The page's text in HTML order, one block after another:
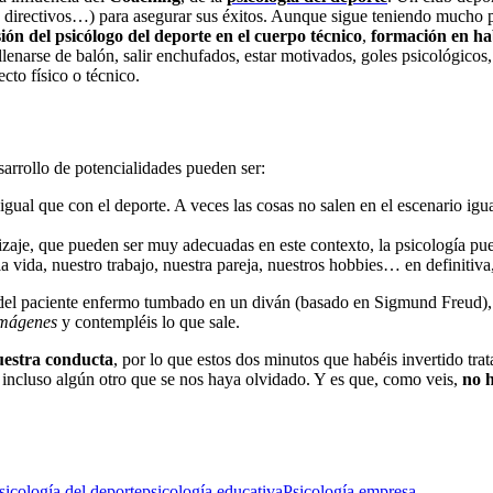
directivos…) para asegurar sus éxitos. Aunque sigue teniendo
del psicólogo del deporte en el cuerpo técnico, formación en
de balón, salir enchufados, estar motivados, goles
físico o técnico.
de potencialidades pueden ser:
que con el deporte. A veces las cosas no salen en el escenario
que pueden ser muy adecuadas en este contexto, la psicología
vida, nuestro trabajo, nuestra pareja, nuestros hobbies… en
paciente enfermo tumbado en un diván (basado en Sigmund
y contempléis lo que sale.
conducta, por lo que estos dos minutos que habéis invertido
algún otro que se nos haya olvidado. Y es que, como veis, no